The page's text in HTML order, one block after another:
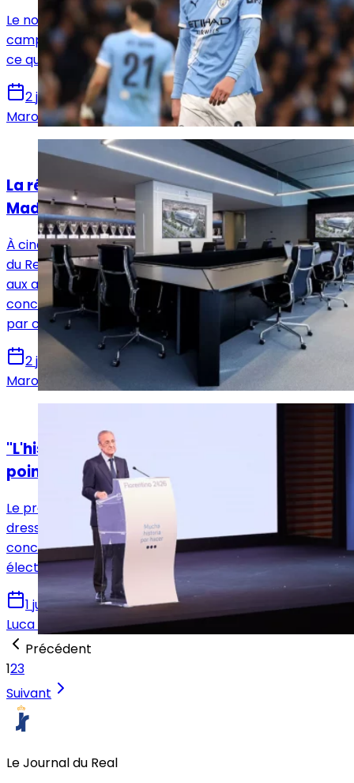
Le nom d'Haaland occupe l’espace médiatique de la
campagne d'Enrique Riquelme depuis quelques jours,
ce qui a conduit son entourage à clarifier la situation.
2 juin 2026
Marouene Ghariani
Actualités
La réponse du comité électoral du Real
Madrid répond à Riquelme
À cinq jours du scrutin présidentiel, le comité électoral
du Real Madrid est sorti de sa réserve pour répondre
aux accusations formulées par Enrique Riquelme
concernant la liste électorale et la sécurité du vote
par correspondance.
2 juin 2026
Marouene Ghariani
"L'histoire parle d'elle-même" : la mise au
point de Florentino Pérez
Le président Florentino Pérez prend la parole pour
dresser le bilan du Real Madrid et tacler la
concurrence. Une mise au point musclée avant les
élections.
1 juin 2026
Luca Schenatto
Précédent
123
Suivant
Le Journal du Real